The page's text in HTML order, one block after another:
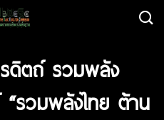
ดิตถ์ รวมพลัง
รวมพลังไทย ต้าน